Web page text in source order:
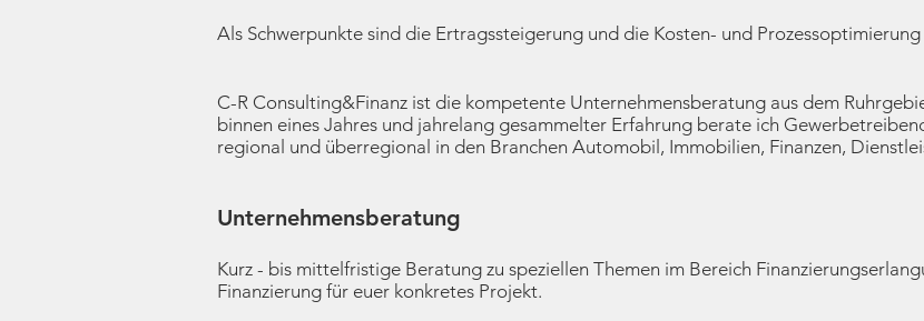
Als Schwerpunkte sind die Ertragssteigerung und die Kosten- und Prozessoptimierung
C-R Consulting&Finanz ist die kompetente Unternehmensberatung aus dem
binnen eines Jahres und jahrelang gesammelter Erfahrung berate ich
regional und überregional in den Branchen Automobil, Immobilien, Finanzen,
Unternehmensberatung
Kurz - bis mittelfristige Beratung zu speziellen Themen im Bereich
Finanzierung für euer konkretes Projekt.